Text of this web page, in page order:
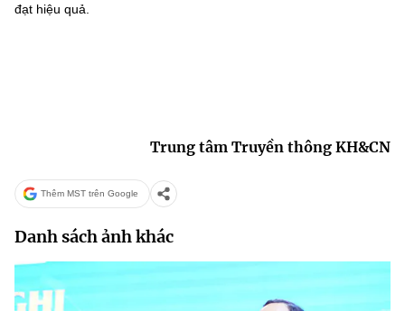
đạt hiệu quả.
Trung tâm Truyền thông KH&CN
Thêm MST trên Google
Danh sách ảnh khác